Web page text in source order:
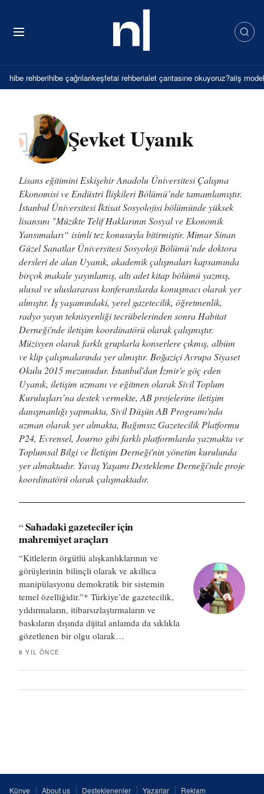
hibe rehberihibe çağrılarıkeşfetai rehberialet çantasıne okuyoruz?aiiş
Şevket Uyanık
Lisans eğitimini Eskişehir Anadolu Üniversitesi Çalışma
Ekonomisi ve Endüstri İlişkileri Bölümü’nde tamamlamıştır.
İstanbul Üniversitesi İktisat Sosyolojisi bölümünde yüksek
lisansını "Müzikte Telif Haklarının Sosyal ve Ekonomik
Yansımaları“ isimli tez konusuyla bitirmiştir. Mimar Sinan
Güzel Sanatlar Üniversitesi Sosyoloji Bölümü’nde doktora
dersleri de alan Uyanık, akademik çalışmaları kapsamında
birçok makale yayınlamış, altı adet kitap bölümü yazmış,
ulusal ve uluslararası konferanslarda konuşmacı olarak yer
almıştır. İş yaşamındaki, yerel gazetecilik, öğretmenlik,
radyo yayın teknisyenliği tecrübelerinden sonra Habitat
Derneği'nde iletişim koordinatörü olarak çalışmıştır.
Müzisyen olarak farklı gruplarla konserlere çıkmış, albüm
ve klip çalışmalarında yer almıştır. Boğaziçi Avrupa Siyaset
Okulu 2015 mezunudur. İstanbul'dan İzmir'e göç eden
Uyanık, iletişim uzmanı ve eğitmen olarak Sivil Toplum
Kuruluşları’na destek vermekte, AB projelerine iletişim
danışmanlığı yapmakta, Sivil Düşün AB Programı'nda
uzman olarak yer almakta, Bağımsız Gazetecilik Platformu
P24, Evrensel, Journo gibi farklı platformlarda yazmakta ve
Toplumsal Bilgi ve İletişim Derneği'nin yönetim kurulunda
yer almaktadır. Yavaş Yaşamı Destekleme Derneği'nde proje
koordinatörü olarak çalışmaktadır.
“Sahadaki gazeteciler için
mahremiyet araçları
“Kitlelerin örgütlü alışkanlıklarının ve
görüşlerinin bilinçli olarak ve akıllıca
manipülasyonu demokratik bir sistemin
temel özelliğidir.”* Türkiye’de gazetecilik,
yıldırmaların, itibarsızlaştırmaların ve
baskıların dışında dijital anlamda da sıklıkla
gözetlenen bir olgu olarak…
8 YIL ÖNCE
Künye About us Desteklenenler Yazarlar Reklam